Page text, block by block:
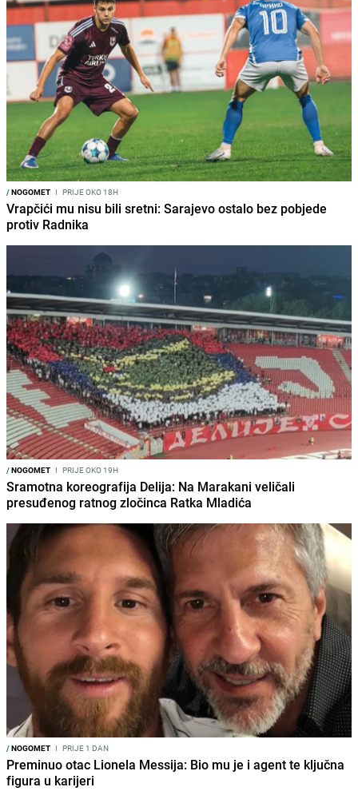
/NOGOMET I PRIJE OKO 18H
Vrapčići mu nisu bili sretni: Sarajevo ostalo bez pobjede
protiv Radnika
/NOGOMET I PRIJE OKO 19H
Sramotna koreografija Delija: Na Marakani veličali
presuđenog ratnog zločinca Ratka Mladića
/NOGOMET I PRIJE 1 DAN
Preminuo otac Lionela Messija: Bio mu je i agent te ključna
figura u karijeri